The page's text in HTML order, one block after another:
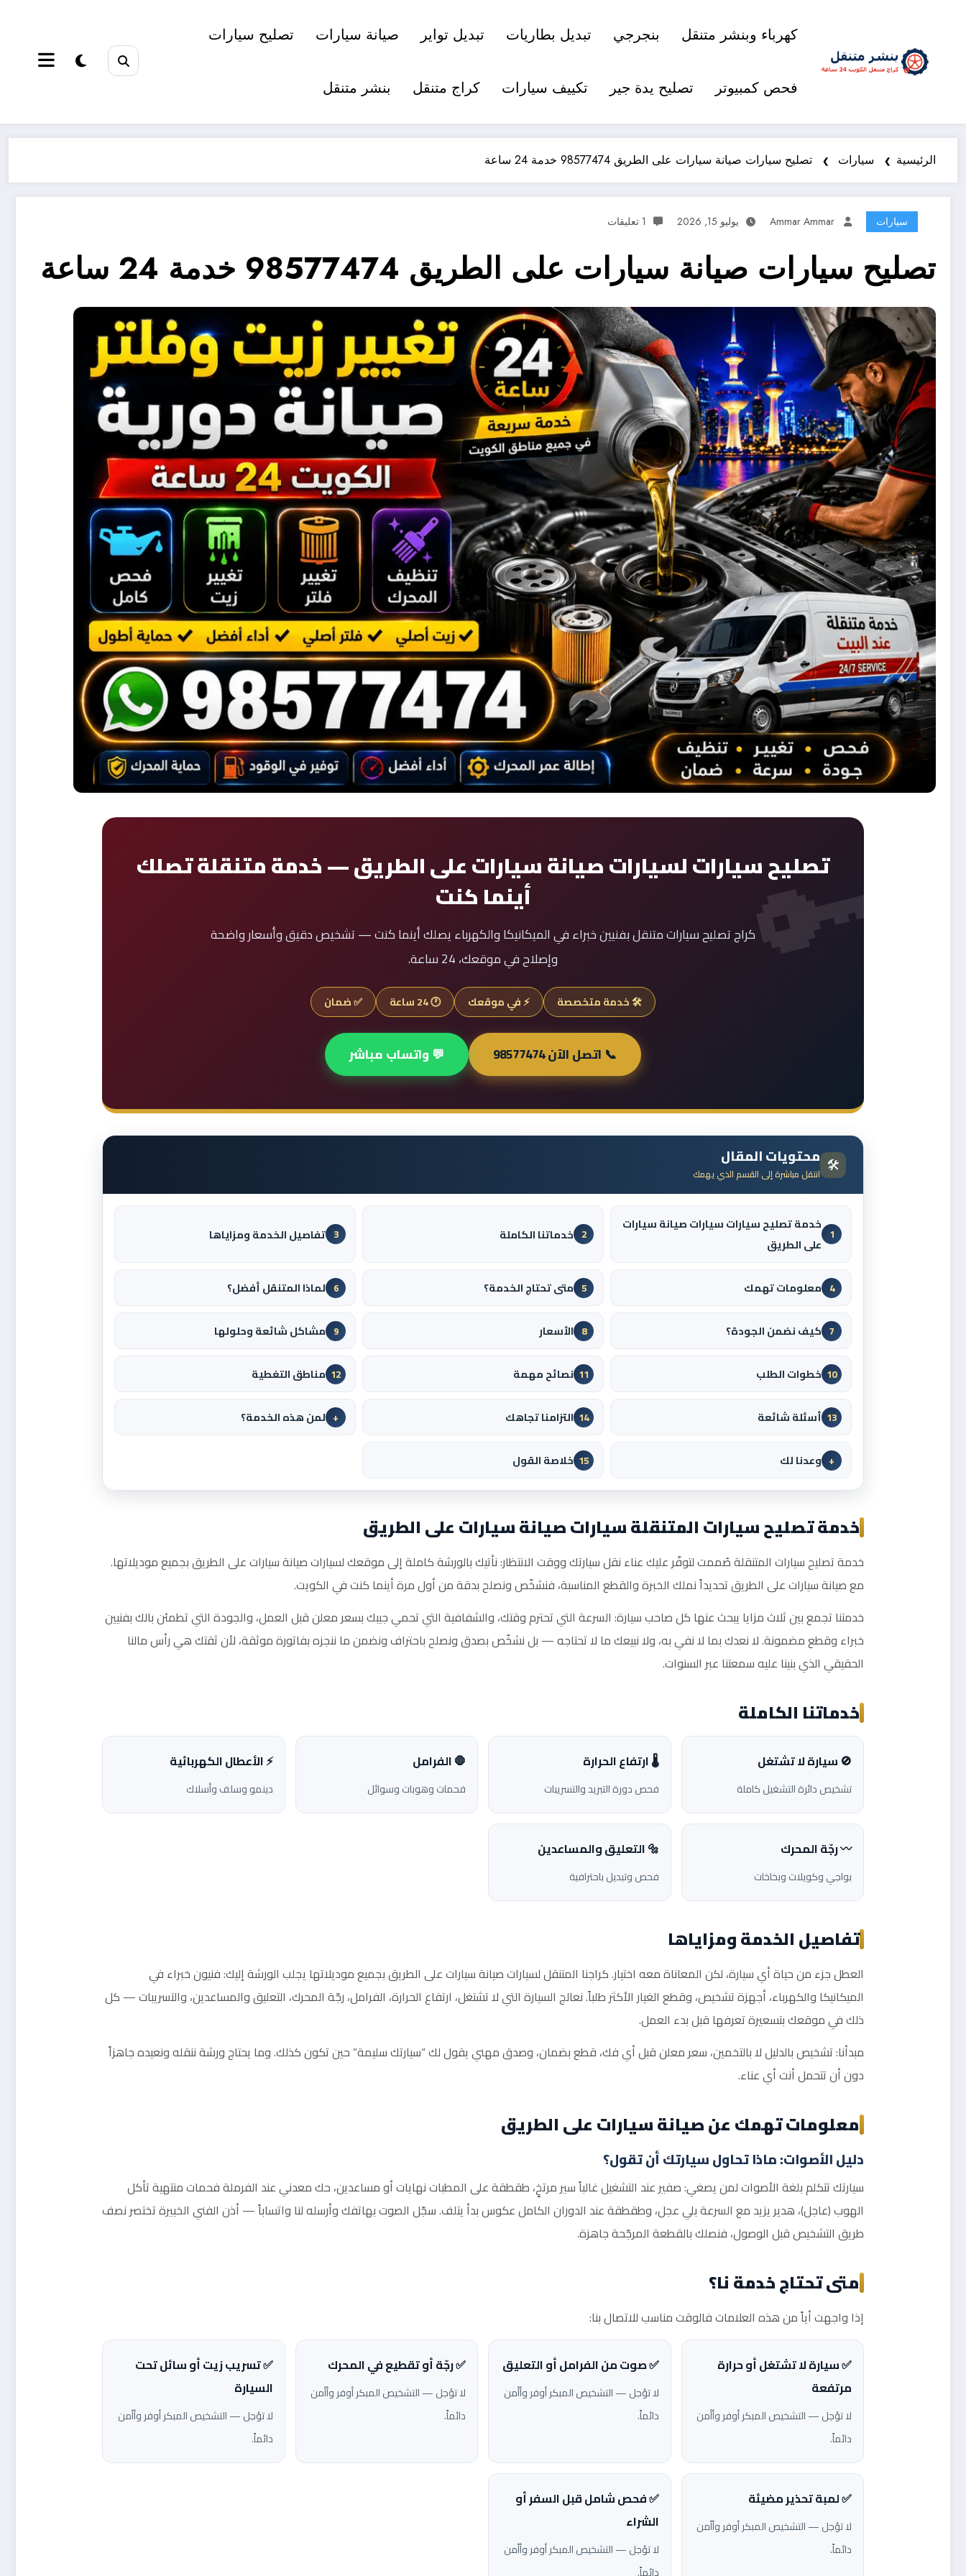
كهرباء وبنشر متنقل بنجرجي تبديل بطاريات تبديل تواير صيانة سيارات تصليح سيارات
فحص كمبيوتر تصليح يدة جير تكييف سيارات كراج متنقل بنشر متنقل
الرئيسية سيارات تصليح سيارات صيانة سيارات على الطريق 98577474 خدمة 24 ساعة
سيارات Ammar Ammar يوليو 15, 2026 1 تعليقات
تصليح سيارات صيانة سيارات على الطريق 98577474 خدمة 24 ساعة
تصليح سيارات لسيارات صيانة سيارات على الطريق — خدمة متنقلة تصلك
أينما كنت
كراج تصليح سيارات متنقل بفنيين خبراء في الميكانيكا والكهرباء يصلك أينما كنت — تشخيص دقيق وأسعار واضحة
وإصلاح في موقعك، 24 ساعة.
🛠️ خدمة متخصصة ⚡ في موقعك 🕐 24 ساعة ✅ ضمان
📞 اتصل الآن 98577474 💬 واتساب مباشر
🛠️ محتويات المقال
انتقل مباشرة إلى القسم الذي يهمك
1
خدمة تصليح سيارات سيارات صيانة سيارات
على الطريق
2 خدماتنا الكاملة 3 تفاصيل الخدمة ومزاياها
4 معلومات تهمك 5 متى تحتاج الخدمة؟ 6 لماذا المتنقل أفضل؟
7 كيف نضمن الجودة؟ 8 الأسعار 9 مشاكل شائعة وحلولها
10 خطوات الطلب 11 نصائح مهمة 12 مناطق التغطية
13 أسئلة شائعة 14 التزامنا تجاهك + لمن هذه الخدمة؟
+ وعدنا لك 15 خلاصة القول
خدمة تصليح سيارات المتنقلة سيارات صيانة سيارات على الطريق
خدمة تصليح سيارات المتنقلة صُممت لتوفّر عليك عناء نقل سيارتك ووقت الانتظار: نأتيك بالورشة كاملة إلى موقعك لسيارات صيانة سيارات على الطريق بجميع موديلاتها.
مع صيانة سيارات على الطريق تحديداً نملك الخبرة والقطع المناسبة، فنشخّص ونصلح بدقة من أول مرة أينما كنت في الكويت.
خدمتنا تجمع بين ثلاث مزايا يبحث عنها كل صاحب سيارة: السرعة التي تحترم وقتك، والشفافية التي تحمي جيبك بسعر معلن قبل العمل، والجودة التي تطمئن بالك بفنيين
خبراء وقطع مضمونة. لا نعدك بما لا نفي به، ولا نبيعك ما لا تحتاجه — بل نشخّص بصدق ونصلح باحتراف ونضمن ما ننجزه بفاتورة موثقة، لأن ثقتك هي رأس مالنا
الحقيقي الذي بنينا عليه سمعتنا عبر السنوات.
خدماتنا الكاملة
🚫 سيارة لا تشتغل
تشخيص دائرة التشغيل كاملة
🌡️ ارتفاع الحرارة
فحص دورة التبريد والتسريبات
🛑 الفرامل
فحمات وهوبات وسوائل
⚡ الأعطال الكهربائية
دينمو وسلف وأسلاك
〰️ رجّة المحرك
بواجي وكويلات وبخاخات
🔩 التعليق والمساعدين
فحص وتبديل باحترافية
تفاصيل الخدمة ومزاياها
العطل جزء من حياة أي سيارة، لكن المعاناة معه اختيار. كراجنا المتنقل لسيارات صيانة سيارات على الطريق بجميع موديلاتها يجلب الورشة إليك: فنيون خبراء في
الميكانيكا والكهرباء، أجهزة تشخيص، وقطع الغيار الأكثر طلباً. نعالج السيارة التي لا تشتغل، ارتفاع الحرارة، الفرامل، رجّة المحرك، التعليق والمساعدين، والتسريبات — كل
ذلك في موقعك بتسعيرة تعرفها قبل بدء العمل.
مبدأنا: تشخيص بالدليل لا بالتخمين، سعر معلن قبل أي فك، قطع بضمان، وصدق مهني يقول لك “سيارتك سليمة” حين تكون كذلك. وما يحتاج ورشة ننقله ونعيده جاهزاً
دون أن تتحمل أنت أي عناء.
معلومات تهمك عن صيانة سيارات على الطريق
دليل الأصوات: ماذا تحاول سيارتك أن تقول؟
سيارتك تتكلم بلغة الأصوات لمن يصغي: صفير عند التشغيل غالباً سير مرتخٍ، طقطقة على المطبات نهايات أو مساعدين، حك معدني عند الفرملة فحمات منتهية تأكل
الهوب (عاجل)، هدير يزيد مع السرعة بلي عجل، وطقطقة عند الدوران الكامل عكوس بدأ يتلف. سجّل الصوت بهاتفك وأرسله لنا واتساباً — أذن الفني الخبيرة تختصر نصف
طريق التشخيص قبل الوصول، فنصلك بالقطعة المرجّحة جاهزة.
متى تحتاج خدمة نا؟
إذا واجهت أياً من هذه العلامات فالوقت مناسب للاتصال بنا:
✅ سيارة لا تشتغل أو حرارة
مرتفعة
لا تؤجل — التشخيص المبكر أوفر وأأمن
دائماً.
✅ صوت من الفرامل أو التعليق
لا تؤجل — التشخيص المبكر أوفر وأأمن
دائماً.
✅ رجّة أو تقطيع في المحرك
لا تؤجل — التشخيص المبكر أوفر وأأمن
دائماً.
✅ تسريب زيت أو سائل تحت
السيارة
لا تؤجل — التشخيص المبكر أوفر وأأمن
دائماً.
✅ لمبة تحذير مضيئة
لا تؤجل — التشخيص المبكر أوفر وأأمن
دائماً.
✅ فحص شامل قبل السفر أو
الشراء
لا تؤجل — التشخيص المبكر أوفر وأأمن